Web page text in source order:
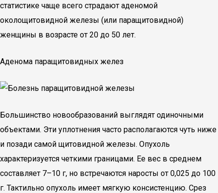
статистике чаще всего страдают аденомой
околощитовидной железы (или паращитовидной)
женщины в возрасте от 20 до 50 лет.
Аденома паращитовидных желез
Большинство новообразований выглядят одиночными
объектами. Эти уплотнения часто располагаются чуть ниже
и позади самой щитовидной железы. Опухоль
характеризуется четкими границами. Ее вес в среднем
составляет 7–10 г, но встречаются наросты от 0,025 до 100
г. Тактильно опухоль имеет мягкую консистенцию. Срез